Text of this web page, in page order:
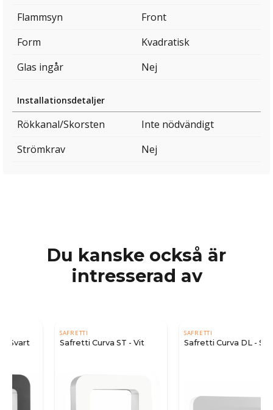
Flammsyn
Front
Form
Kvadratisk
Glas ingår
Nej
Installationsdetaljer
Rökkanal/Skorsten
Inte nödvändigt
Strömkrav
Nej
Du kanske också är
intresserad av
Safretti Curva ST - Vit Safretti Curva DL - Svart